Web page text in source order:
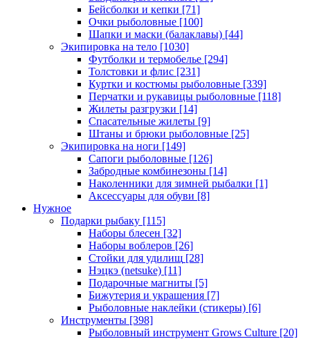
Бейсболки и кепки [71]
Очки рыболовные [100]
Шапки и маски (балаклавы) [44]
Экипировка на тело [1030]
Футболки и термобелье [294]
Толстовки и флис [231]
Куртки и костюмы рыболовные [339]
Перчатки и рукавицы рыболовные [118]
Жилеты разгрузки [14]
Спасательные жилеты [9]
Штаны и брюки рыболовные [25]
Экипировка на ноги [149]
Сапоги рыболовные [126]
Забродные комбинезоны [14]
Наколенники для зимней рыбалки [1]
Аксессуары для обуви [8]
Нужное
Подарки рыбаку [115]
Наборы блесен [32]
Наборы воблеров [26]
Стойки для удилищ [28]
Нэцкэ (netsuke) [11]
Подарочные магниты [5]
Бижутерия и украшения [7]
Рыболовные наклейки (стикеры) [6]
Инструменты [398]
Рыболовный инструмент Grows Culture [20]